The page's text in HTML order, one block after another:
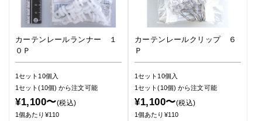
カーテンレールランナー １
０Ｐ
1セット10個入
1セット(10個)から注文可能
¥1,100〜(税込)
1個あたり¥110
カーテンレールクリップ ６
Ｐ
1セット10個入
1セット(10個)から注文可能
¥1,100〜(税込)
1個あたり¥110